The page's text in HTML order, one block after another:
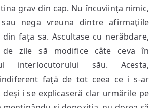
grav din cap. Nu încuviinţa nimic,
nega vreuna dintre afirmaţiile
faţa sa. Ascultase cu nerăbdare,
de zile să modifice câte ceva în
interlocutorului său. Acesta,
faţă de tot ceea ce i s-ar
i se explicaseră clar urmările pe